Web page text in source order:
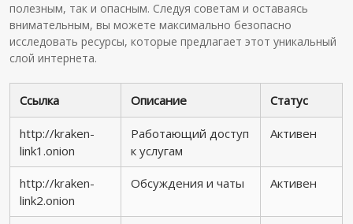
полезным, так и опасным. Следуя советам и оставаясь
внимательным, вы можете максимально безопасно
исследовать ресурсы, которые предлагает этот уникальный
слой интернета.
Ссылка Описание Статус
http://kraken-
link1.onion
Работающий доступ
к услугам
Активен
http://kraken-
link2.onion
Обсуждения и чаты Активен